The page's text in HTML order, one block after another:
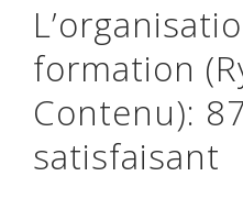
formation
Contenu):
satisfaisant